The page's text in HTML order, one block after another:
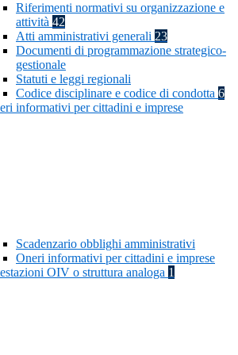
Riferimenti normativi su organizzazione e
attività 42
Atti amministrativi generali 23
Documenti di programmazione strategico-
gestionale
Statuti e leggi regionali
Codice disciplinare e codice di condotta 6
informativi per cittadini e imprese
Scadenzario obblighi amministrativi
Oneri informativi per cittadini e imprese
OIV o struttura analoga 1